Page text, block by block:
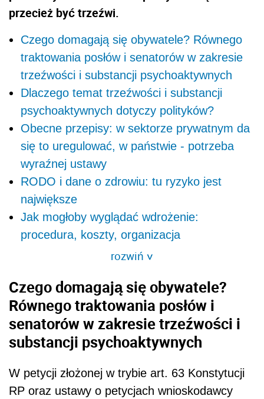
przecież być trzeźwi.
Czego domagają się obywatele? Równego
traktowania posłów i senatorów w zakresie
trzeźwości i substancji psychoaktywnych
Dlaczego temat trzeźwości i substancji
psychoaktywnych dotyczy polityków?
Obecne przepisy: w sektorze prywatnym da
się to uregulować, w państwie - potrzeba
wyraźnej ustawy
RODO i dane o zdrowiu: tu ryzyko jest
największe
Jak mogłoby wyglądać wdrożenie:
procedura, koszty, organizacja
rozwiń>
Czego domagają się obywatele?
Równego traktowania posłów i
senatorów w zakresie trzeźwości i
substancji psychoaktywnych
W petycji złożonej w trybie art. 63 Konstytucji
RP oraz ustawy o petycjach wnioskodawcy